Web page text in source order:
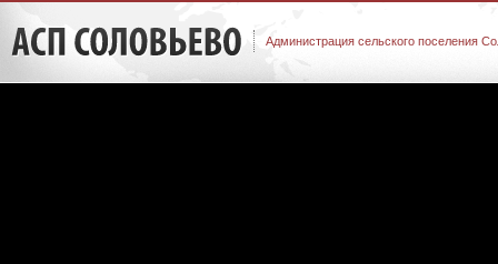
Администрация сельского поселения